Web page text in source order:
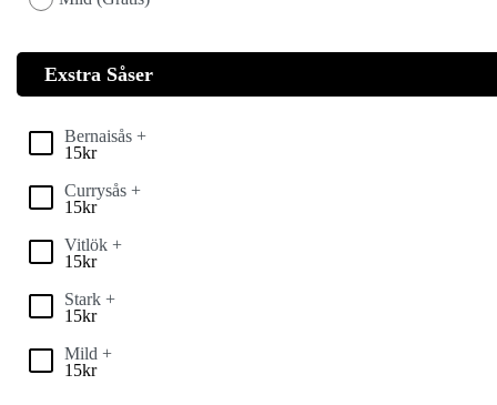
Exstra Såser
Bernaisås +
15kr
Currysås +
15kr
Vitlök +
15kr
Stark +
15kr
Mild +
15kr